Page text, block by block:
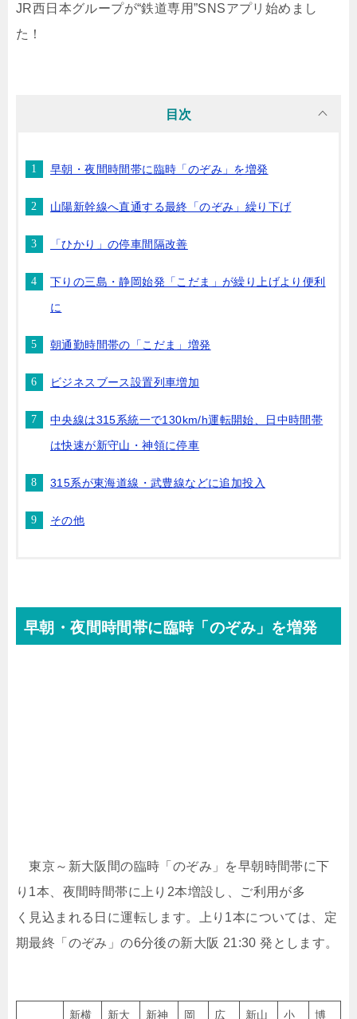
JR西日本グループが“鉄道専用”SNSアプリ始めまし
た！
目次
早朝・夜間時間帯に臨時「のぞみ」を増発
山陽新幹線へ直通する最終「のぞみ」繰り下げ
「ひかり」の停車間隔改善
下りの三島・静岡始発「こだま」が繰り上げより便利
に
朝通勤時間帯の「こだま」増発
ビジネスブース設置列車増加
中央線は315系統一で130km/h運転開始、日中時間帯
は快速が新守山・神領に停車
315系が東海道線・武豊線などに追加投入
その他
早朝・夜間時間帯に臨時「のぞみ」を増発
東京～新大阪間の臨時「のぞみ」を早朝時間帯に下
り1本、夜間時間帯に上り2本増設し、ご利用が多
く見込まれる日に運転します。上り1本については、定
期最終「のぞみ」の6分後の新大阪 21:30 発とします。
新横
新大
新神
岡
広
新山
小
博